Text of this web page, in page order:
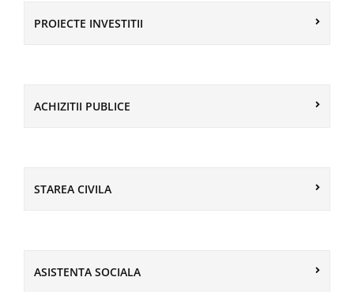
PROIECTE INVESTITII
ACHIZITII PUBLICE
STAREA CIVILA
ASISTENTA SOCIALA